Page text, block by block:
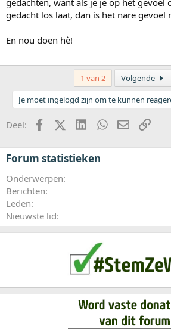
gedacht los laat, dan is het nare gevoel
En nou doen hè!
1 van 2 Volgende
Je moet ingelogd zijn om te kunnen
Deel: FacebookX (Twitter)LinkedInWhatsApp
E-mail
Forum statistieken
Onderwerpen
Berichten
Leden
Nieuwste lid